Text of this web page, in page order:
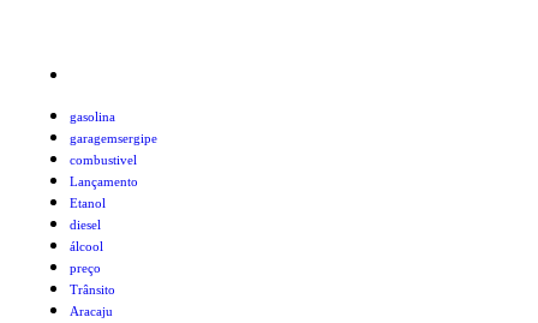
gasolina
garagemsergipe
combustivel
Lançamento
Etanol
diesel
álcool
preço
Trânsito
Aracaju